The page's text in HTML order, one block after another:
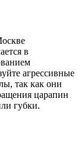
в
агрессивные
так как они
царапин
губки.